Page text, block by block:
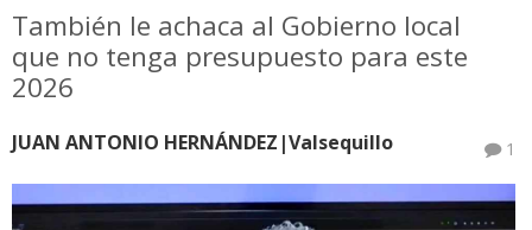
También le achaca al Gobierno local
que no tenga presupuesto para este
2026
JUAN ANTONIO HERNÁNDEZ|Valsequillo 1